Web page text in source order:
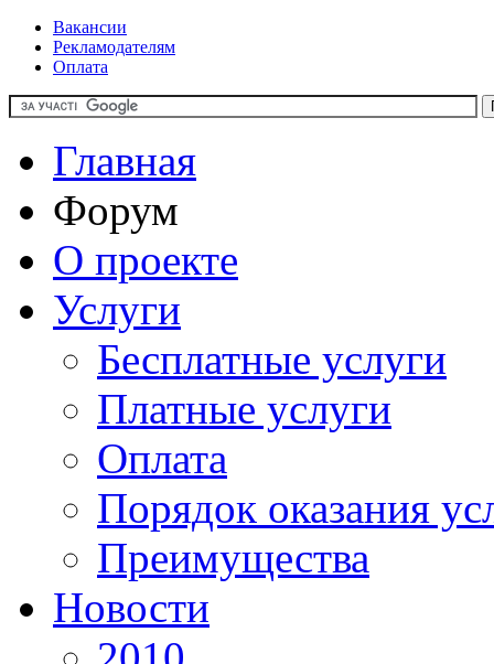
Вакансии
Рекламодателям
Оплата
Главная
Форум
О проекте
Услуги
Бесплатные услуги
Платные услуги
Оплата
Порядок оказания
Преимущества
Новости